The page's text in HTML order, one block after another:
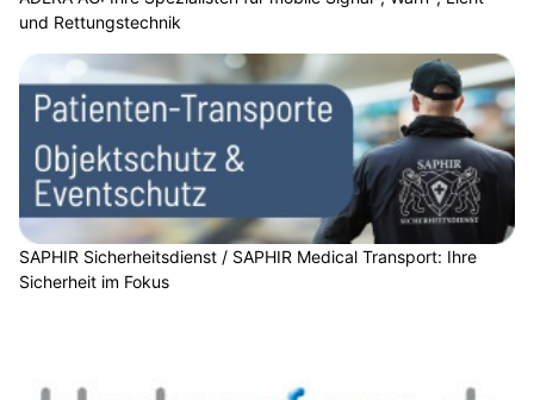
und Rettungstechnik
SAPHIR Sicherheitsdienst / SAPHIR Medical Transport: Ihre
Sicherheit im Fokus